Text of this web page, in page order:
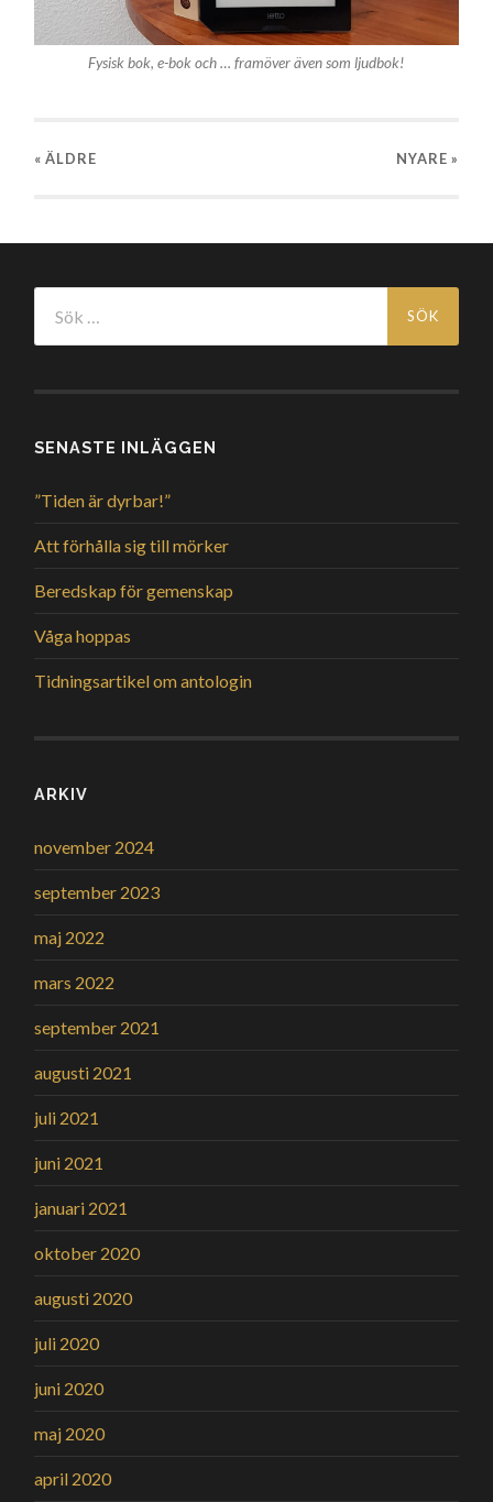
Fysisk bok, e-bok och … framöver även som ljudbok!
« ÄLDRE NYARE »
efter:
SENASTE INLÄGGEN
”Tiden är dyrbar!”
Att förhålla sig till mörker
Beredskap för gemenskap
Våga hoppas
Tidningsartikel om antologin
ARKIV
november 2024
september 2023
maj 2022
mars 2022
september 2021
augusti 2021
juli 2021
juni 2021
januari 2021
oktober 2020
augusti 2020
juli 2020
juni 2020
maj 2020
april 2020